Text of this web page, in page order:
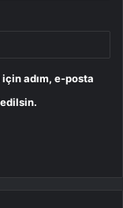
adım, e-posta